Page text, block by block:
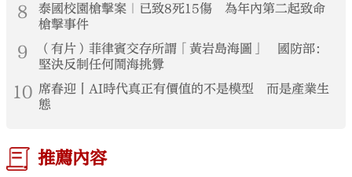
8
泰國校園槍擊案｜已致8死15傷 為年內第二起致命
槍擊事件
9
（有片）菲律賓交存所謂「黃岩島海圖」 國防部：
堅決反制任何鬧海挑釁
10 席春迎丨AI時代真正有價值的不是模型 而是產業生
態
推薦內容